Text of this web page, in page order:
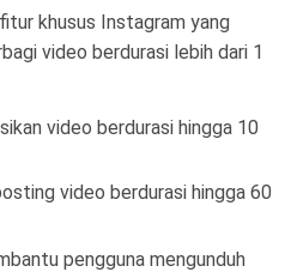
khusus Instagram yang
video berdurasi lebih dari 1
video berdurasi hingga 10
video berdurasi hingga 60
pengguna mengunduh